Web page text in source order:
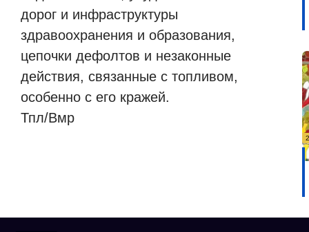
дорог и инфраструктуры
здравоохранения и образования,
цепочки дефолтов и незаконные
действия, связанные с топливом,
особенно с его кражей.
Тпл/Вмр